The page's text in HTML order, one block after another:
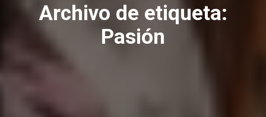
Archivo de etiqueta:
Pasión